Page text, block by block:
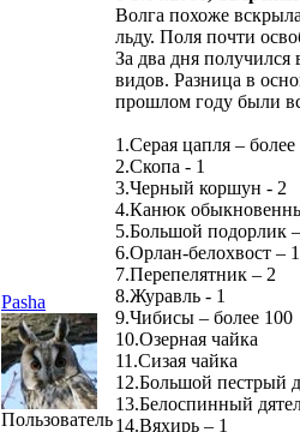
Pasha
Пользователь
Волга похоже
льду. Поля почти
За два дня получился
видов. Разница в
прошлом году были
1.Серая цапля – более
2.Скопа - 1
3.Черный коршун - 2
4.Канюк
5.Большой подорлик
6.Орлан-белохвост –
7.Перепелятник – 2
8.Журавль - 1
9.Чибисы – более 100
10.Озерная чайка
11.Сизая чайка
12.Большой пестрый
13.Белоспинный
14.Вяхирь – 1